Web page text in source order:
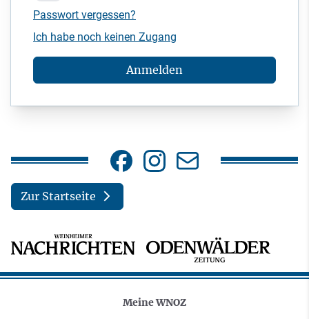
Passwort vergessen?
Ich habe noch keinen Zugang
Anmelden
Zur Startseite
Meine WNOZ